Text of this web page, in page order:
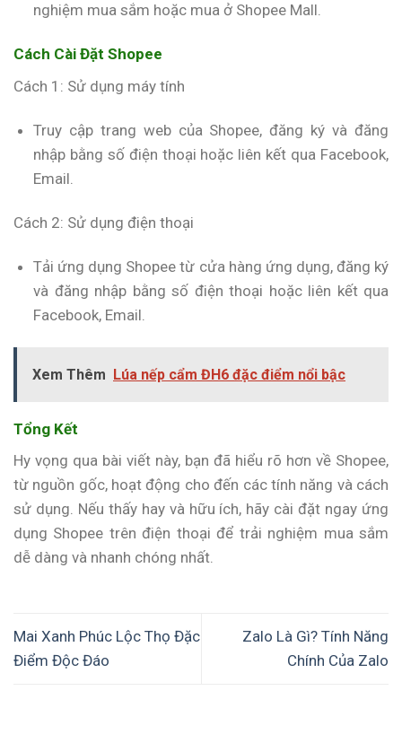
nghiệm mua sắm hoặc mua ở Shopee Mall.
Cách Cài Đặt Shopee
Cách 1: Sử dụng máy tính
Truy cập trang web của Shopee, đăng ký và đăng
nhập bằng số điện thoại hoặc liên kết qua Facebook,
Email.
Cách 2: Sử dụng điện thoại
Tải ứng dụng Shopee từ cửa hàng ứng dụng, đăng ký
và đăng nhập bằng số điện thoại hoặc liên kết qua
Facebook, Email.
Xem Thêm Lúa nếp cẩm ĐH6 đặc điểm nổi bậc
Tổng Kết
Hy vọng qua bài viết này, bạn đã hiểu rõ hơn về Shopee,
từ nguồn gốc, hoạt động cho đến các tính năng và cách
sử dụng. Nếu thấy hay và hữu ích, hãy cài đặt ngay ứng
dụng Shopee trên điện thoại để trải nghiệm mua sắm
dễ dàng và nhanh chóng nhất.
Mai Xanh Phúc Lộc Thọ Đặc
Điểm Độc Đáo
Zalo Là Gì? Tính Năng
Chính Của Zalo